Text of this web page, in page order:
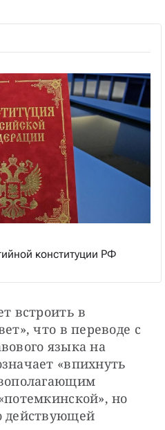
конституции РФ
встроить в
что в переводе с
языка на
«впихнуть
но
действующей